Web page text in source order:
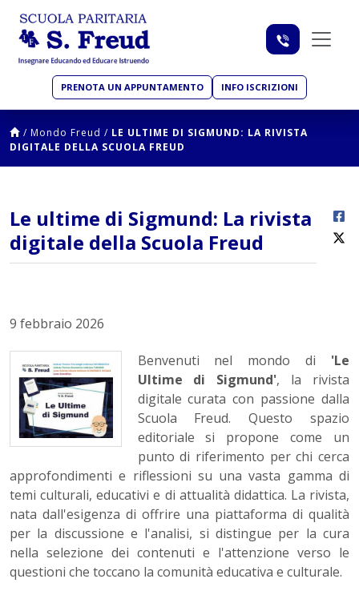
PRENOTA UN APPUNTAMENTO INFO ISCRIZIONI
/ Mondo Freud / LE ULTIME DI SIGMUND: LA RIVISTA
DIGITALE DELLA SCUOLA FREUD
Le ultime di Sigmund: La rivista
digitale della Scuola Freud
9 febbraio 2026
Benvenuti nel mondo di 'Le
Ultime di Sigmund', la rivista
digitale curata con passione dalla
Scuola Freud. Questo spazio
editoriale si propone come un
punto di riferimento per chi cerca
approfondimenti e riflessioni su una vasta gamma di
temi culturali, educativi e di attualità didattica. La rivista,
nata dall'esigenza di offrire una piattaforma di qualità
per la discussione e l'analisi, si distingue per la cura
nella selezione dei contenuti e l'attenzione verso le
questioni che toccano la comunità educativa e culturale.